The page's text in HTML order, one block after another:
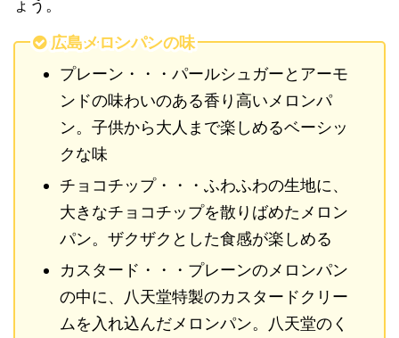
ょう。
広島メロンパンの味
プレーン・・・パールシュガーとアーモ
ンドの味わいのある香り高いメロンパ
ン。子供から大人まで楽しめるベーシッ
クな味
チョコチップ・・・ふわふわの生地に、
大きなチョコチップを散りばめたメロン
パン。ザクザクとした食感が楽しめる
カスタード・・・プレーンのメロンパン
の中に、八天堂特製のカスタードクリー
ムを入れ込んだメロンパン。八天堂のく